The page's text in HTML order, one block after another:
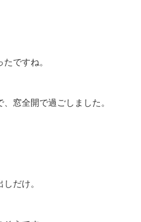
ですね。
窓全開で過ごしました。
だけ。